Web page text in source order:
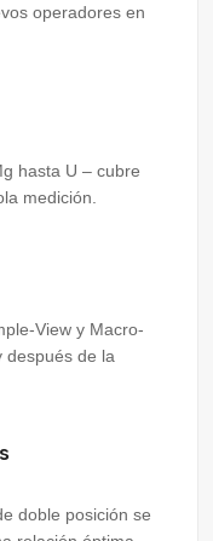
operadores en
hasta U – cubre
medición.
View y Macro-
después de la
doble posición se